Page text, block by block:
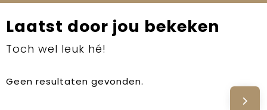
Laatst door jou bekeken
Toch wel leuk hé!
Geen resultaten gevonden.